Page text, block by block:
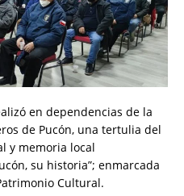
en dependencias de la
de Pucón, una tertulia del
y memoria local
su historia”; enmarcada
Cultural.